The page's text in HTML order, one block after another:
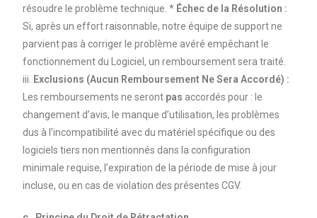
résoudre le problème technique. * Échec de la Résolution :
Si, après un effort raisonnable, notre équipe de support ne
parvient pas à corriger le problème avéré empêchant le
fonctionnement du Logiciel, un remboursement sera traité.
iii. Exclusions (Aucun Remboursement Ne Sera Accordé) :
Les remboursements ne seront pas accordés pour : le
changement d’avis, le manque d’utilisation, les problèmes
dus à l’incompatibilité avec du matériel spécifique ou des
logiciels tiers non mentionnés dans la configuration
minimale requise, l’expiration de la période de mise à jour
incluse, ou en cas de violation des présentes CGV.